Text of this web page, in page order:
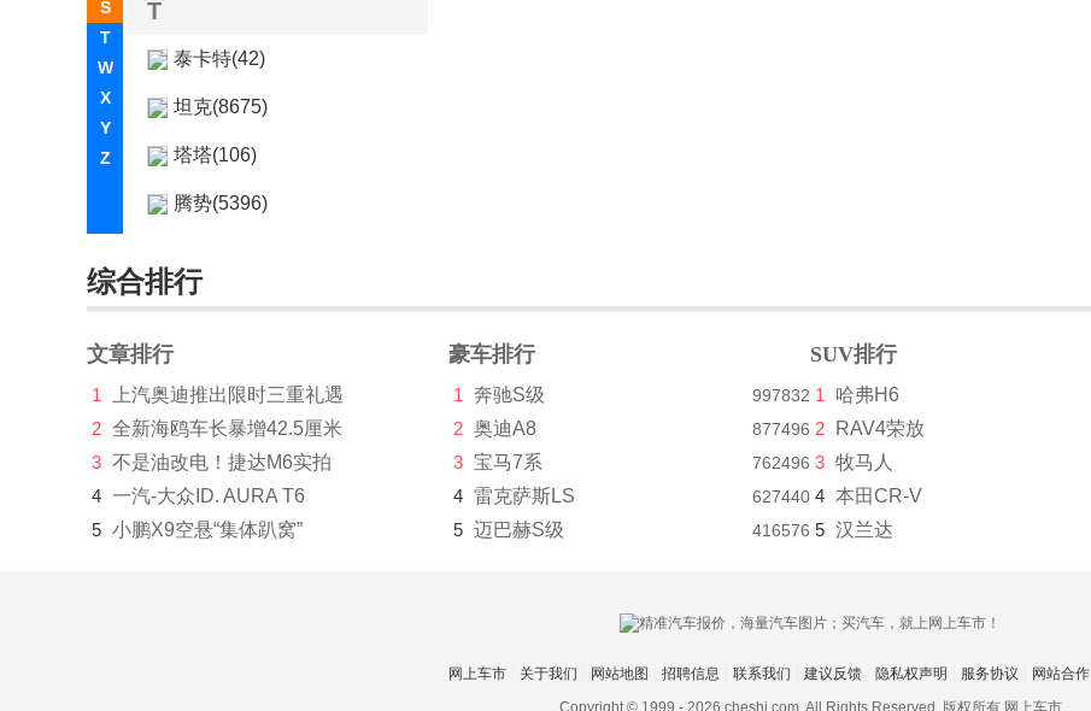
S
T
W
X
Y
Z
T
泰卡特(42)
坦克(8675)
塔塔(106)
腾势(5396)
天际(306)
通用(181)
Tramontana(35)
Triton(1)
V
Vanda Electric(1)
综合排行
文章排行
1
上汽奥迪推出限时三重礼遇
2 全新海鸥车长暴增42.5厘米
3 不是油改电！捷达M6实拍
4 一汽-大众ID. AURA T6
5 小鹏X9空悬“集体趴窝”
豪车排行
1 奔驰S级 997832
2 奥迪A8 877496
3 宝马7系 762496
4 雷克萨斯LS 627440
5 迈巴赫S级 416576
SUV排行
1 哈弗H6
2 RAV4荣放
3 牧马人
4 本田CR-V
5 汉兰达
网上车市 关于我们 网站地图 招聘信息 联系我们 建议反馈 隐私权声明 服务协议 网站合作
Copyright © 1999 - 2026 cheshi.com. All Rights Reserved. 版权所有 网上车市